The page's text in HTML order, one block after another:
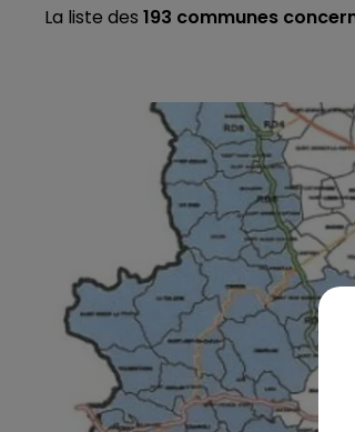
La liste des 193 communes